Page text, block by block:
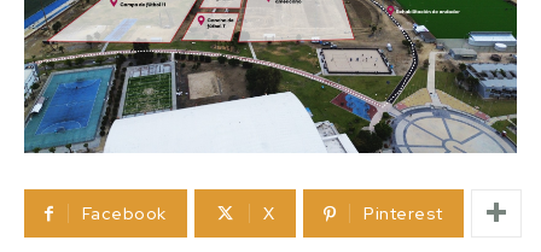
Facebook X Pinterest